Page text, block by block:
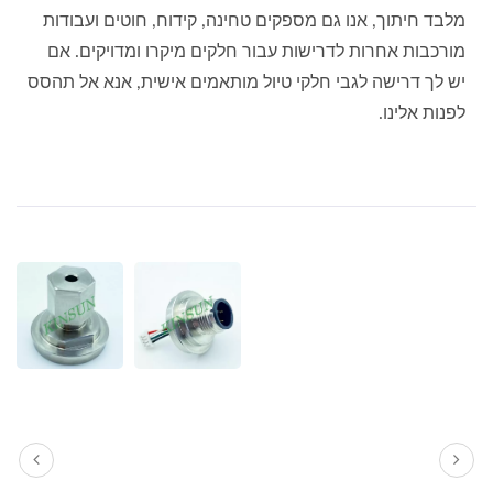
מלבד חיתוך, אנו גם מספקים טחינה, קידוח, חוטים ועבודות
מורכבות אחרות לדרישות עבור חלקים מיקרו ומדויקים. אם
יש לך דרישה לגבי חלקי טיול מותאמים אישית, אנא אל תהסס
לפנות אלינו.